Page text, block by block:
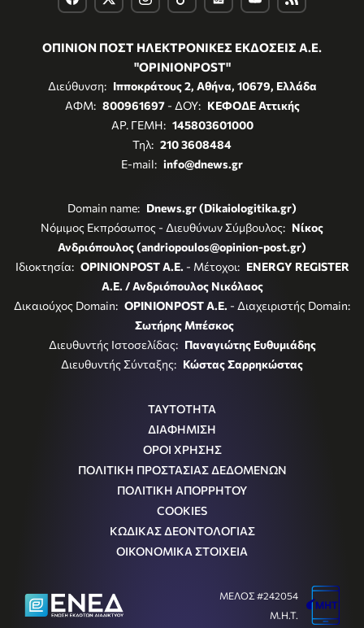
ΟΠΙΝΙΟΝ ΠΟΣΤ ΗΛΕΚΤΡΟΝΙΚΕΣ ΕΚΔΟΣΕΙΣ Α.Ε.
"OPINIONPOST"
Διεύθυνση: Ιπποκράτους 2, Αθήνα, 10679, Ελλάδα
ΑΦΜ: 800961697- ΔΟΥ: ΚΕΦΟΔΕ Αττικής
ΑΡ. ΓΕΜΗ: 145803601000
Τηλ: 210 3608484
E-mail: info@dnews.gr
Domain name: Dnews.gr (Dikaiologitika.gr)
Νόμιμος Εκπρόσωπος - Διευθύνων Σύμβουλος: Νίκος
Ανδριόπουλος (andriopoulos@opinion-post.gr)
Ιδιοκτησία: OPINIONPOST A.E. - Μέτοχοι: ENERGY REGISTER
Α.Ε. / Ανδριόπουλος Νικόλαος
Δικαιούχος Domain: OPINIONPOST A.E. - Διαχειριστής Domain:
Σωτήρης Μπέσκος
Διευθυντής Ιστοσελίδας: Παναγιώτης Ευθυμιάδης
Διευθυντής Σύνταξης: Κώστας Σαρρηκώστας
ΤΑΥΤΟΤΗΤΑ
ΔΙΑΦΗΜΙΣΗ
ΟΡΟΙ ΧΡΗΣΗΣ
ΠΟΛΙΤΙΚΗ ΠΡΟΣΤΑΣΙΑΣ ΔΕΔΟΜΕΝΩΝ
ΠΟΛΙΤΙΚΗ ΑΠΟΡΡΗΤΟΥ
COOKIES
ΚΩΔΙΚΑΣ ΔΕΟΝΤΟΛΟΓΙΑΣ
ΟΙΚΟΝΟΜΙΚΑ ΣΤΟΙΧΕΙΑ
ΜΕΛΟΣ #242054
Μ.Η.Τ.